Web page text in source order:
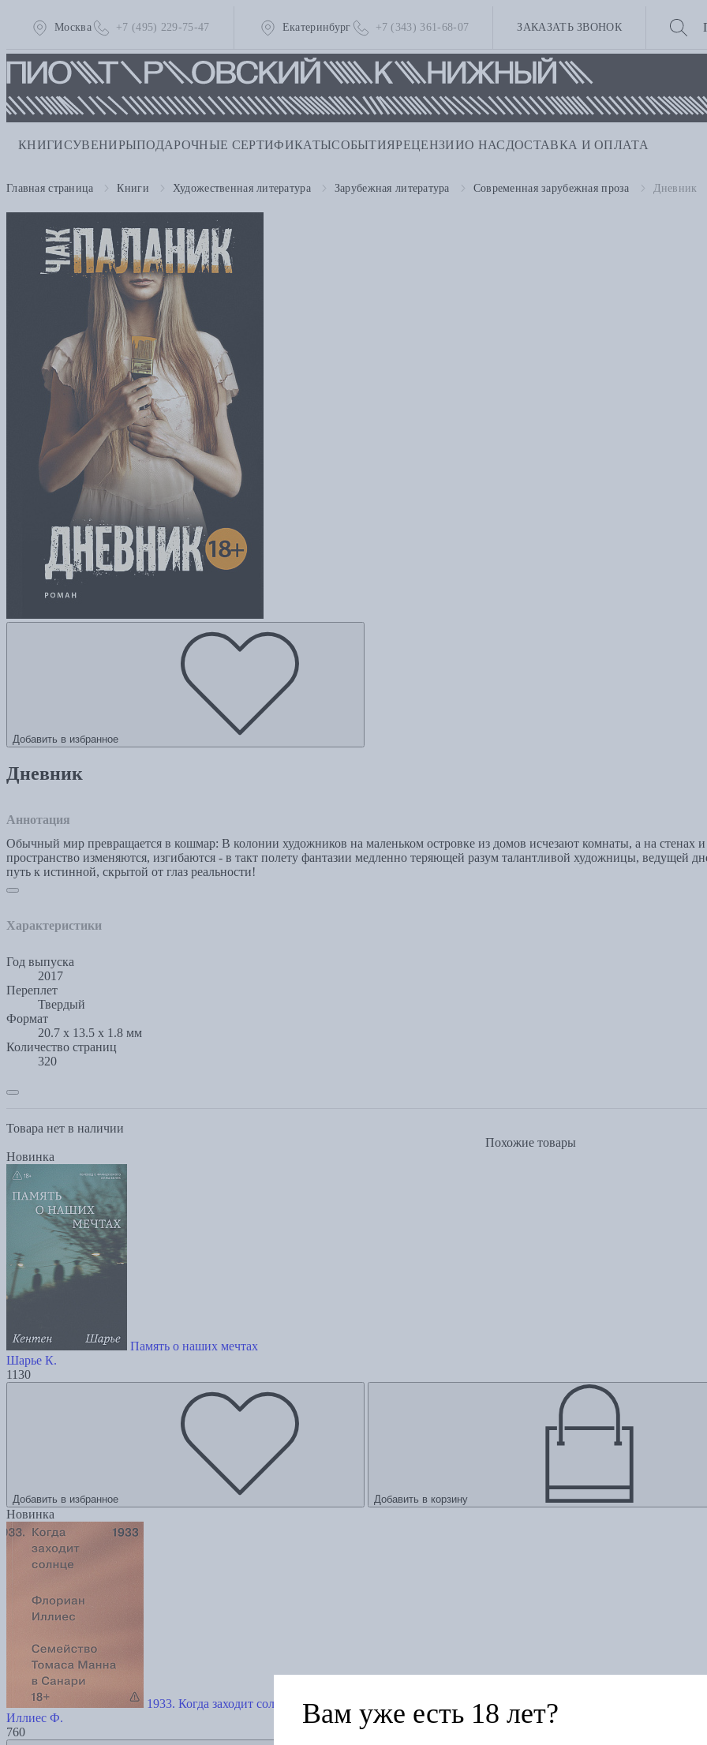
Москва +7 (495) 229-75-47 Екатеринбург +7 (343) 361-68-07 ЗАКАЗАТЬ ЗВОНОК
КНИГИСУВЕНИРЫПОДАРОЧНЫЕ СЕРТИФИКАТЫСОБЫТИЯРЕЦЕНЗИИО НАС ДОСТАВКА И ОПЛАТА
Главная страница Книги Художественная литература Зарубежная литература Современная зарубежная проза Дневник
Добавить в избранное
Дневник
Аннотация
Обычный мир превращается в кошмар: В колонии художников на маленьком островке из домов исчезают комнаты, а на стенах
пространство изменяются, изгибаются - в такт полету фантазии медленно теряющей разум талантливой художницы, ведущей
путь к истинной, скрытой от глаз реальности!
Характеристики
Год выпуска
2017
Переплет
Твердый
Формат
20.7 x 13.5 x 1.8 мм
Количество страниц
320
Товара нет в наличии
Похожие товары
Новинка
Память о наших мечтах
Шарье К.
1130
Добавить в избранное Добавить в корзину
Новинка
1933. Когда заходит солнце. Семья Манн в Санари
Иллиес Ф.
760
Вам уже есть 18 лет?